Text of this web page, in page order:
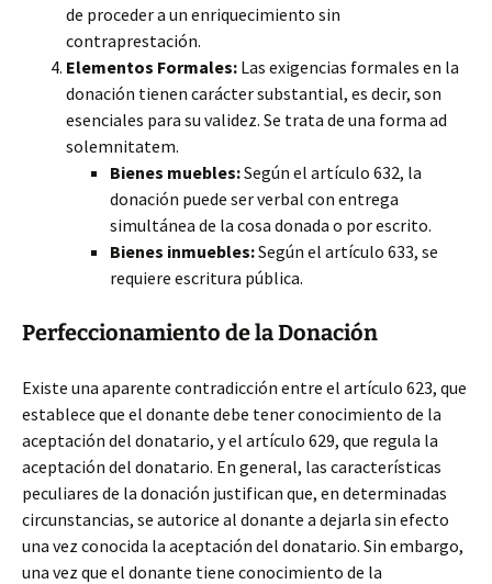
de proceder a un enriquecimiento sin
contraprestación.
Elementos Formales: Las exigencias formales en la
donación tienen carácter substantial, es decir, son
esenciales para su validez. Se trata de una forma ad
solemnitatem.
Bienes muebles:Según el artículo 632, la
donación puede ser verbal con entrega
simultánea de la cosa donada o por escrito.
Bienes inmuebles:Según el artículo 633, se
requiere escritura pública.
Perfeccionamiento de la Donación
Existe una aparente contradicción entre el artículo 623, que
establece que el donante debe tener conocimiento de la
aceptación del donatario, y el artículo 629, que regula la
aceptación del donatario. En general, las características
peculiares de la donación justifican que, en determinadas
circunstancias, se autorice al donante a dejarla sin efecto
una vez conocida la aceptación del donatario. Sin embargo,
una vez que el donante tiene conocimiento de la